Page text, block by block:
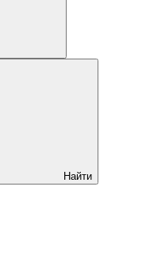
Найти